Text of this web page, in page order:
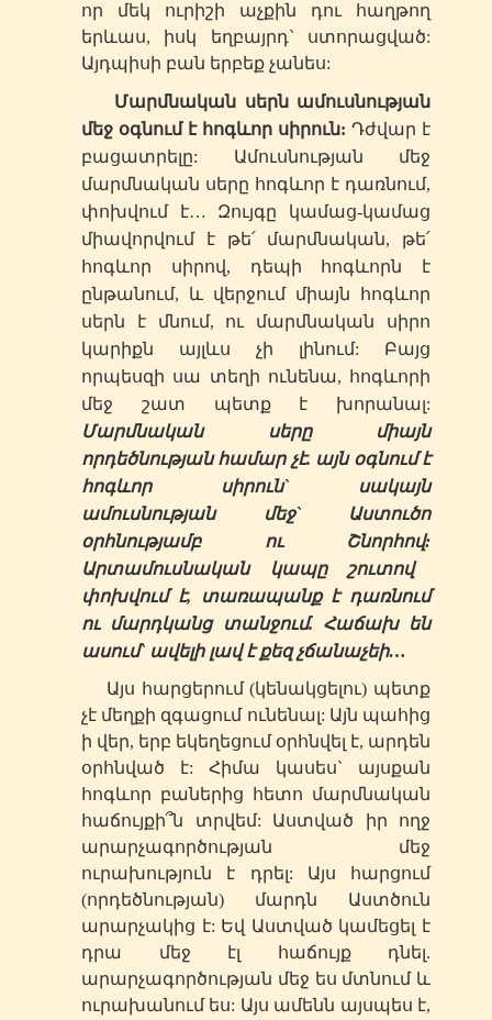
որ մեկ ուրիշի աչքին դու հաղթող
երևաս, իսկ եղբայրդ` ստորացված:
Այդպիսի բան երբեք չանես:
Մարմնական սերն ամուսնության
մեջ օգնում է հոգևոր սիրուն: Դժվար է
բացատրելը: Ամուսնության մեջ
մարմնական սերը հոգևոր է դառնում,
փոխվում է… Զույգը կամաց-կամաց
միավորվում է թե՛ մարմնական, թե՛
հոգևոր սիրով, դեպի հոգևորն է
ընթանում, և վերջում միայն հոգևոր
սերն է մնում, ու մարմնական սիրո
կարիքն այլևս չի լինում: Բայց
որպեսզի սա տեղի ունենա, հոգևորի
մեջ շատ պետք է խորանալ:
Մարմնական սերը միայն
որդեծնության համար չէ. այն օգնում է
հոգևոր սիրուն` սակայն
ամուսնության մեջ` Աստուծո
օրհնությամբ ու Շնորհով:
Արտամուսնական կապը շուտով
փոխվում է, տառապանք է դառնում
ու մարդկանց տանջում. Հաճախ են
ասում` ավելի լավ է քեզ չճանաչեի…
Այս հարցերում (կենակցելու) պետք
չէ մեղքի զգացում ունենալ: Այն պահից
ի վեր, երբ եկեղեցում օրհնվել է, արդեն
օրհնված է: Հիմա կասես` այսքան
հոգևոր բաներից հետո մարմնական
հաճույքի՞ն տրվեմ: Աստված իր ողջ
արարչագործության մեջ
ուրախություն է դրել: Այս հարցում
(որդեծնության) մարդն Աստծուն
արարչակից է: Եվ Աստված կամեցել է
դրա մեջ էլ հաճույք դնել.
արարչագործության մեջ ես մտնում և
ուրախանում ես: Այս ամենն այսպես է,